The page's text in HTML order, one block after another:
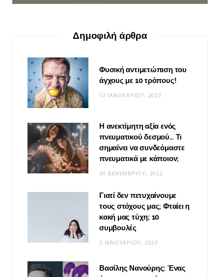
Δημοφιλή άρθρα
Φυσική αντιμετώπιση του
άγχους με 10 τρόπους!
12 ΙΑΝΟΥΑΡΊΟΥ, 2023
Η ανεκτίμητη αξία ενός
πνευματικού δεσμού… Τι
σημαίνει να συνδεόμαστε
πνευματικά με κάποιον;
30 ΔΕΚΕΜΒΡΊΟΥ, 2022
Γιατί δεν πετυχαίνουμε
τους στόχους μας; Φταίει η
κακή μας τύχη; 10
συμβουλές
5 ΙΑΝΟΥΑΡΊΟΥ, 2023
Βασίλης Νανούρης: Ένας